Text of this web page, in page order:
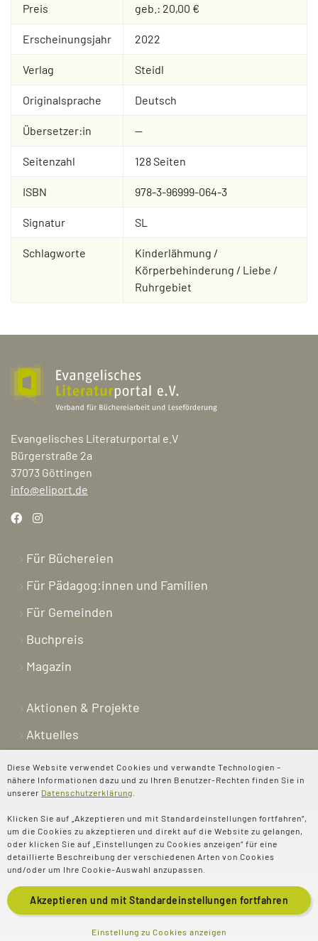
Diese Website verwendet Cookies und verwandte Technologien –
nähere Informationen dazu und zu Ihren Benutzer-Rechten finden Sie in
unserer Datenschutzerklärung
Klicken Sie auf „Akzeptieren und mit Standardeinstellungen fortfahren“,
um die Cookies zu akzeptieren und direkt auf die Website zu gelangen,
oder klicken Sie auf „Einstellungen zu Cookies anzeigen“ für eine
detaillierte Beschreibung der verschiedenen Arten von Cookies
und/oder um Ihre Cookie-Auswahl anzupassen.
Akzeptieren und mit Standardeinstellungen fortfahren
Einstellung zu Cookies anzeigen
Preis geb.: 20,00 €
Erscheinungsjahr 2022
Verlag Steidl
Originalsprache Deutsch
Übersetzer:in --
Seitenzahl 128 Seiten
ISBN 978-3-96999-064-3
Signatur SL
Schlagworte
Kinderlähmung /
Körperbehinderung / Liebe /
Ruhrgebiet
Evangelisches Literaturportal e.V
Bürgerstraße 2a
37073 Göttingen
info@eliport.de
Für Büchereien
Für Pädagog:innen und Familien
Für Gemeinden
Buchpreis
Magazin
Aktionen & Projekte
Aktuelles
Newsletter
Shop
Kontakt
Über uns
Spenden
© 2025 Evangelisches Impressum